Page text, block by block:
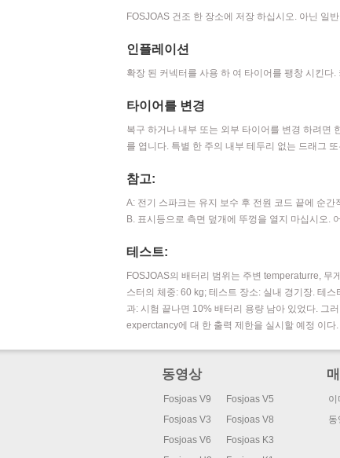
FOSJOAS 건조 한 장소에 저장 하십시오. 아닌 일
인플레이션
확장 된 커넥터를 사용 하 여 타이어를 팽창 시킨
타이어를 변경
복구 하거나 내부 또는 외부 타이어를 변경 하려면
를 엽니다. 특별 한 주의 내부 테두리 없는 드래그
참고:
A: 전기 스파크는 유지 보수 후 전원 코드 끝에 순
B. 표시등으로 측면 덮개에 뚜껑을 열지 마십시오.
테스트:
FOSJOAS의 배터리 범위는 주변 temperaturre, 무
스터의 체중: 60 kg; 테스트 장소: 실내 경기장. 테
과: 시험 끝나면 10% 배터리 용량 남아 있었다. 그
experctancy에 대 한 출력 제한을 실시할 예정 이다.
동영상
Fosjoas V9
Fosjoas V5
Fosjoas V3
Fosjoas V8
Fosjoas V6
Fosjoas K3
이
동